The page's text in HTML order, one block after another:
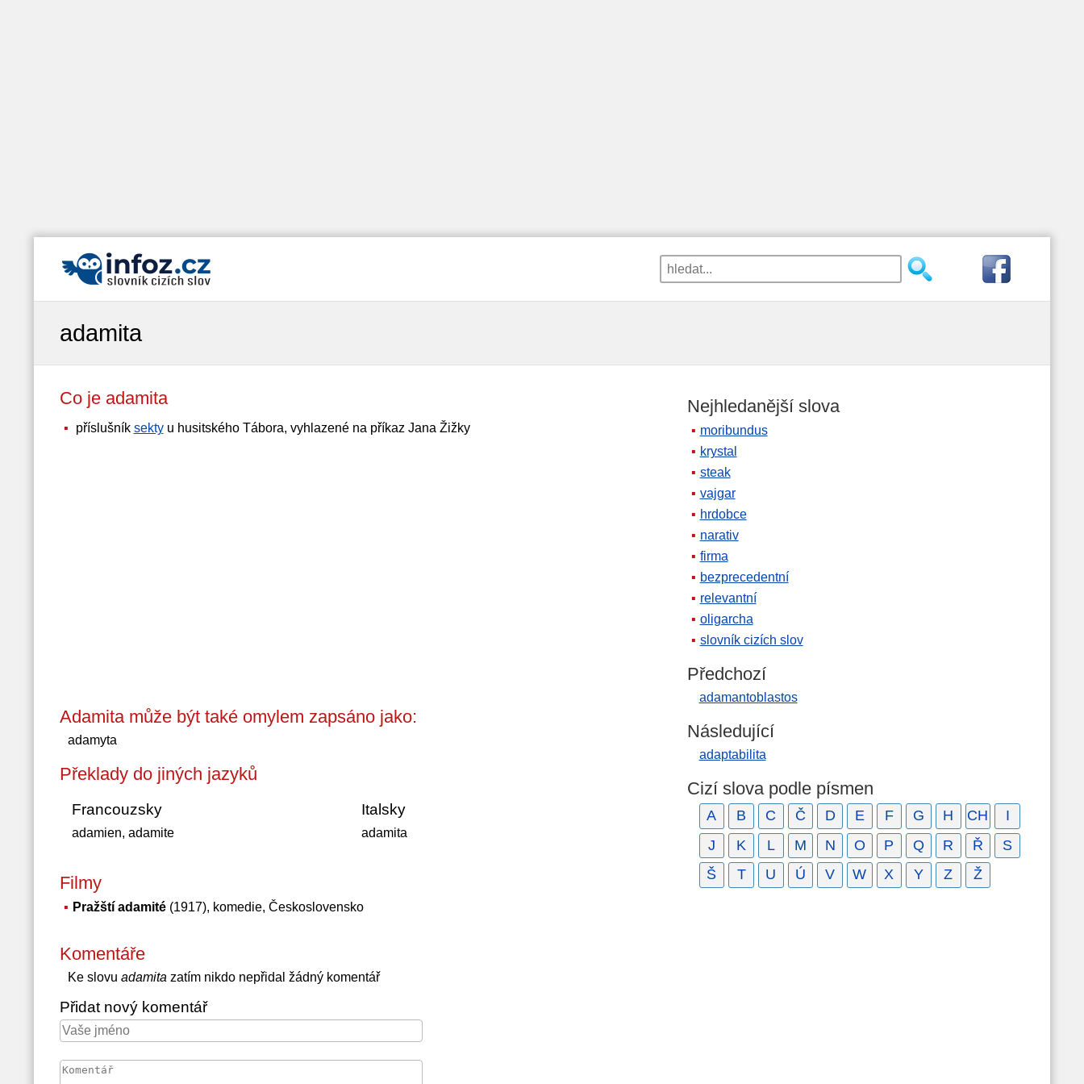
adamita
Co je adamita
příslušník sektyu husitského Tábora, vyhlazené na příkaz Jana Žižky
Adamita může být také omylem zapsáno jako:
adamyta
Překlady do jiných jazyků
Francouzsky
adamien, adamite
Italsky
adamita
Filmy
Pražští adamité(1917), komedie, Československo
Komentáře
Ke slovu adamita zatím nikdo nepřidal žádný komentář
Přidat nový komentář
Nejhledanější slova
moribundus
krystal
steak
vajgar
hrdobce
narativ
firma
bezprecedentní
relevantní
oligarcha
slovník cizích slov
Předchozí
adamantoblastos
Následující
adaptabilita
Cizí slova podle písmen
A B C Č D E F G H CH
I
J
K L M N O P Q R Ř
S
Š
T U Ú V W X Y Z Ž